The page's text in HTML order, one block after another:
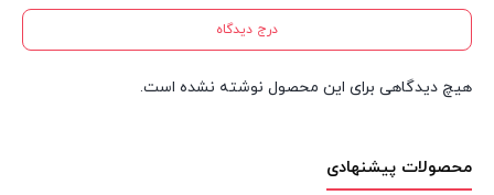
درج دیدگاه
هیچ دیدگاهی برای این محصول نوشته نشده است.
محصولات پیشنهادی